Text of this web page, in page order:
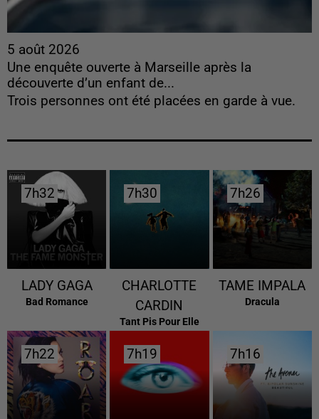
5 août 2026
Une enquête ouverte à Marseille après la
découverte d’un enfant de...
Trois personnes ont été placées en garde à vue.
7h32
7h32
LADY GAGA
Bad Romance
7h30
7h30
CHARLOTTE
CARDIN
Tant Pis Pour Elle
7h26
7h26
TAME IMPALA
Dracula
7h22
7h22 7h19
7h19 7h16
7h16